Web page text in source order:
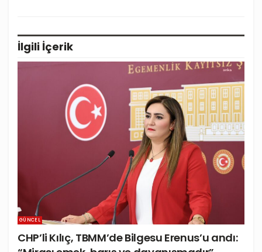
İlgili İçerik
GÜNCEL
CHP’li Kılıç, TBMM’de Bilgesu Erenus’u andı: